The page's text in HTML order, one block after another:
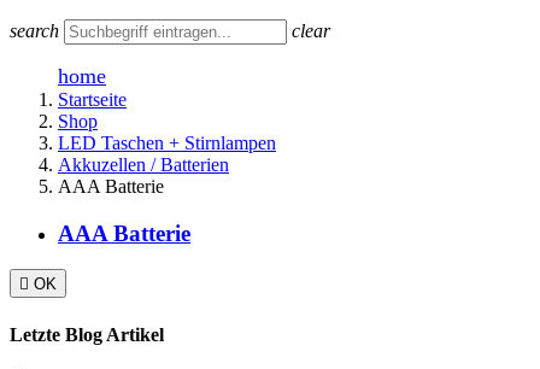
search clear
home
Startseite
Shop
LED Taschen + Stirnlampen
Akkuzellen / Batterien
AAA Batterie
AAA Batterie
 OK
Letzte Blog Artikel